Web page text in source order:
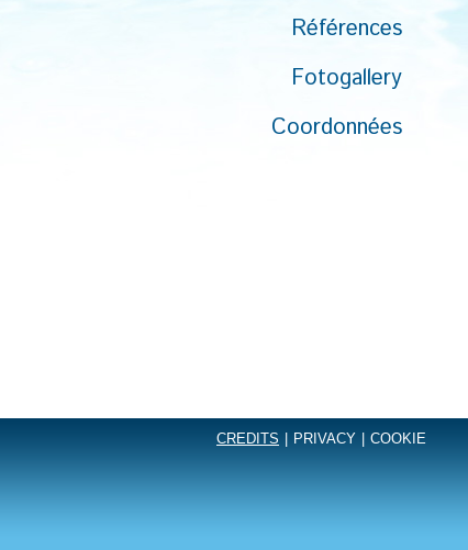
Références
Fotogallery
Coordonnées
CREDITS PRIVACY COOKIE